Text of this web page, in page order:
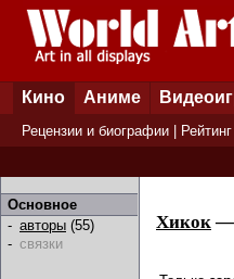
Кино Аниме
Рецензии и биографии
Основное
- авторы (55)
- связки
Хикок—